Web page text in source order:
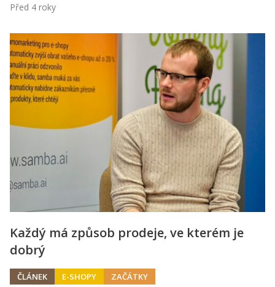
Před 4 roky
Každý má způsob prodeje, ve kterém je
dobrý
ČLÁNEK E-SHOPY ZAČÁTKY